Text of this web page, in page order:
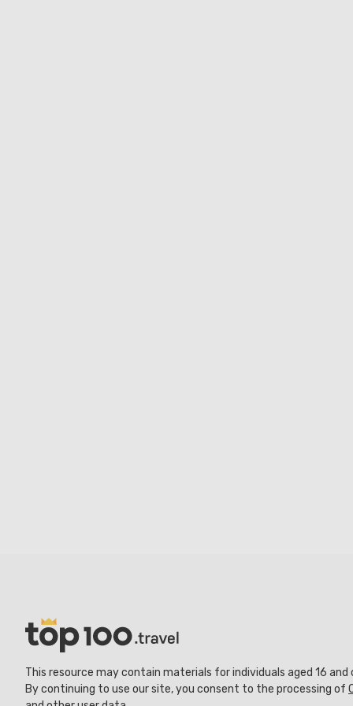
This resource may contain materials for individuals aged 16 and
By continuing to use our site, you consent to the processing of